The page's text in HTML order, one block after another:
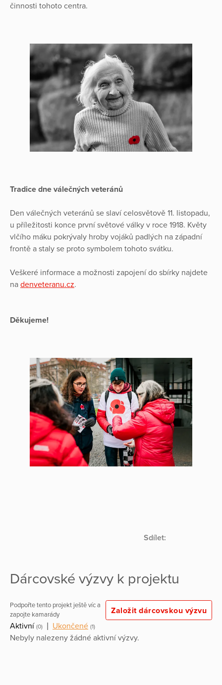
činnosti tohoto centra.
Tradice dne válečných veteránů
Den válečných veteránů se slaví celosvětově 11. listopadu,
u příležitosti konce první světové války v roce 1918. Květy
vlčího máku pokrývaly hroby vojáků padlých na západní
frontě a staly se proto symbolem tohoto svátku.
Veškeré informace a možnosti zapojení do sbírky najdete
na denveteranu.cz.
Děkujeme!
Sdílet:
Dárcovské výzvy k projektu
Podpořte tento projekt ještě víc a
zapojte kamarády
Založit dárcovskou výzvu
Aktivní (0) Ukončené (1)
Nebyly nalezeny žádné aktivní výzvy.